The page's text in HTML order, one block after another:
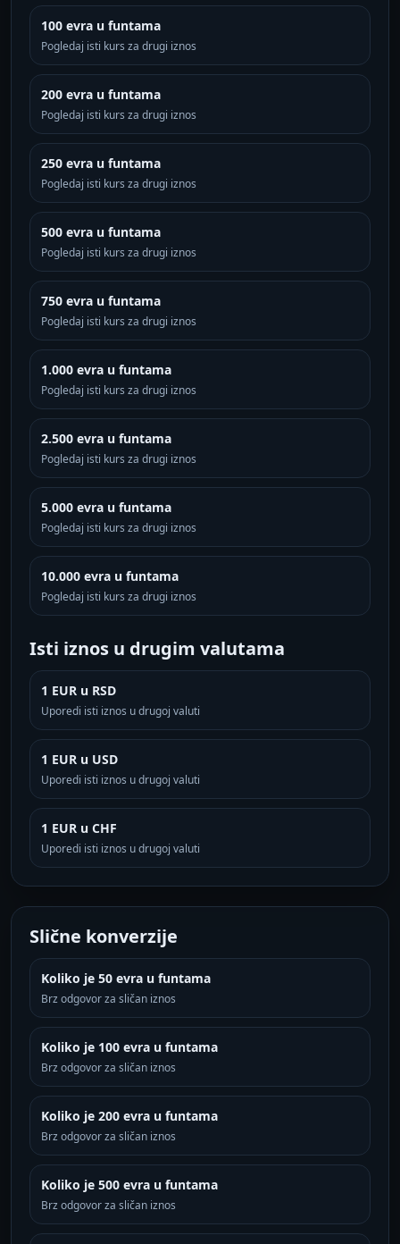
100 evra u funtama
Pogledaj isti kurs za drugi iznos
200 evra u funtama
Pogledaj isti kurs za drugi iznos
250 evra u funtama
Pogledaj isti kurs za drugi iznos
500 evra u funtama
Pogledaj isti kurs za drugi iznos
750 evra u funtama
Pogledaj isti kurs za drugi iznos
1.000 evra u funtama
Pogledaj isti kurs za drugi iznos
2.500 evra u funtama
Pogledaj isti kurs za drugi iznos
5.000 evra u funtama
Pogledaj isti kurs za drugi iznos
10.000 evra u funtama
Pogledaj isti kurs za drugi iznos
Isti iznos u drugim valutama
1 EUR u RSD
Uporedi isti iznos u drugoj valuti
1 EUR u USD
Uporedi isti iznos u drugoj valuti
1 EUR u CHF
Uporedi isti iznos u drugoj valuti
Slične konverzije
Koliko je 50 evra u funtama
Brz odgovor za sličan iznos
Koliko je 100 evra u funtama
Brz odgovor za sličan iznos
Koliko je 200 evra u funtama
Brz odgovor za sličan iznos
Koliko je 500 evra u funtama
Brz odgovor za sličan iznos